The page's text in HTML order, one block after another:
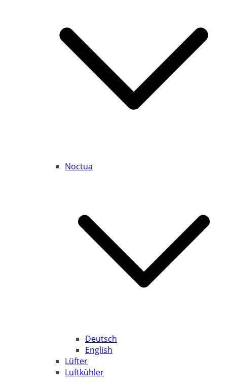
Noctua
Deutsch
English
Lüfter
Luftkühler